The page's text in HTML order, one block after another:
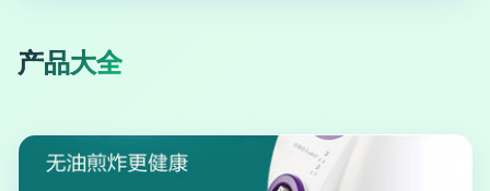
产品大全